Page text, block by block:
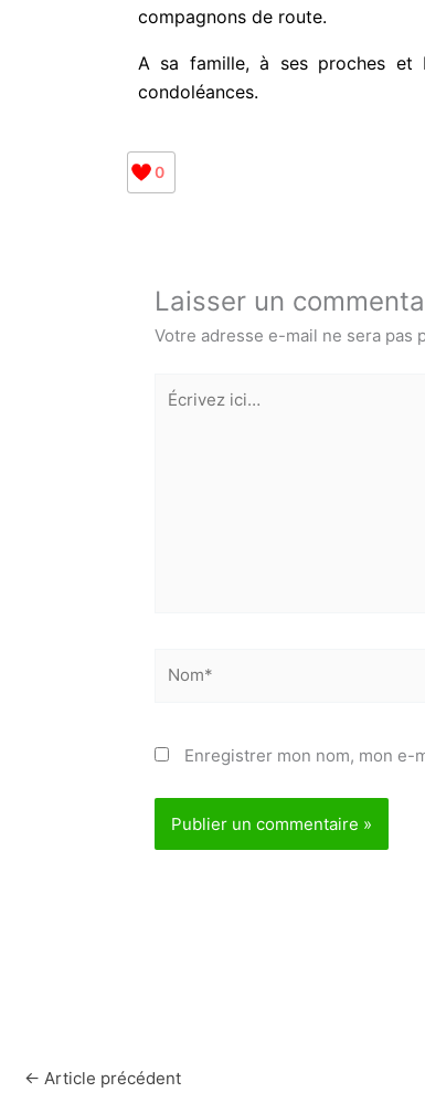
compagnons de route.
A sa famille, à ses proches et
condoléances.
0
Laisser un
Votre adresse e-mail ne sera pas
ici…
Enregistrer mon nom, mon e-
← Article précédent